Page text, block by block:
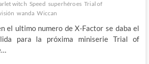
witch Speed superhéroes Trial of
wanda Wiccan
el ultimo numero de X-Factor se daba el
para la próxima miniserie Trial of